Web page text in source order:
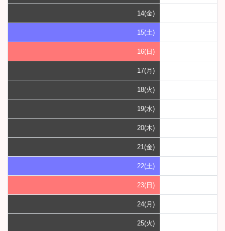
14(金)
15(土)
16(日)
17(月)
18(火)
19(水)
20(木)
21(金)
22(土)
23(日)
24(月)
25(火)